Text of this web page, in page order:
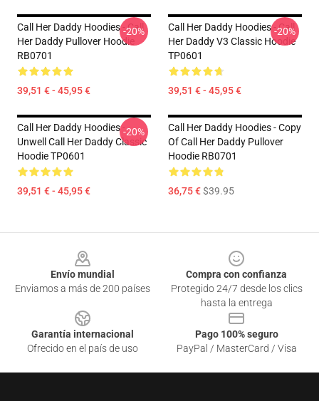
Call Her Daddy Hoodies - Call
Her Daddy Pullover Hoodie
RB0701
39,51 € - 45,95 €
-20%
Call Her Daddy Hoodies - Call
Her Daddy V3 Classic Hoodie
TP0601
39,51 € - 45,95 €
-20%
Call Her Daddy Hoodies -
Unwell Call Her Daddy Classic
Hoodie TP0601
39,51 € - 45,95 €
-20%
Call Her Daddy Hoodies - Copy
Of Call Her Daddy Pullover
Hoodie RB0701
36,75 €$39.95
Envío mundial
Enviamos a más de 200 países
Compra con confianza
Protegido 24/7 desde los clics
hasta la entrega
Garantía internacional
Ofrecido en el país de uso
Pago 100% seguro
PayPal / MasterCard / Visa